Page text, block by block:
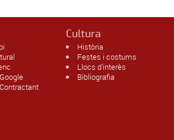
Cultura
Història
Festes i costums
Llocs d'interès
Bibliografia